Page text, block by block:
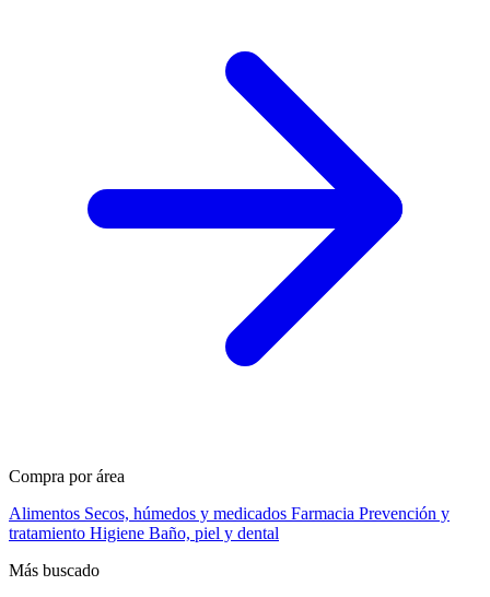
Compra por área
Alimentos Secos, húmedos y medicados Farmacia Prevención y
tratamiento Higiene Baño, piel y dental
Más buscado